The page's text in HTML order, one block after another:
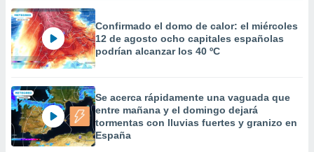
crear un
uso de
la
contenido
medir el
de la
el
del
Confirmado el domo de calor: el miércoles
12 de agosto ocho capitales españolas
podrían alcanzar los 40 ºC
Se acerca rápidamente una vaguada que
entre mañana y el domingo dejará
tormentas con lluvias fuertes y granizo en
España